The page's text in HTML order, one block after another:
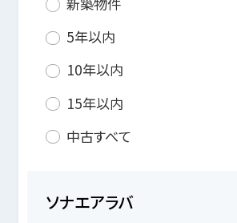
5年以内
10年以内
15年以内
中古すべて
ソナエアラバ